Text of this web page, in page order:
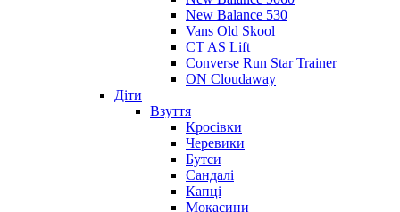
New Balance 530
Vans Old Skool
CT AS Lift
Converse Run Star Trainer
ON Cloudaway
Діти
Взуття
Кросівки
Черевики
Бутси
Сандалі
Капці
Мокасини